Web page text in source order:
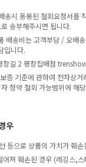
송시 동봉된 철회요청서를
송부해주시면 됩니다.
배송비는 고객부담 / 오배
입니다.
창길 2 평창집배점
증 기준에 관하여 전자상
청약 철회 가능범위에 해
우
등으로 상품의 가치가 훼손
어져 훼손된 경우 (레깅스,